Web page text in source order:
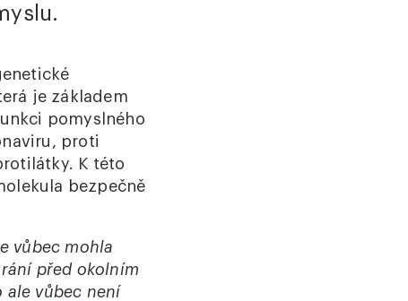
je základem
pomyslného
proti
K této
bezpečně
vůbec mohla
před okolním
ale vůbec není